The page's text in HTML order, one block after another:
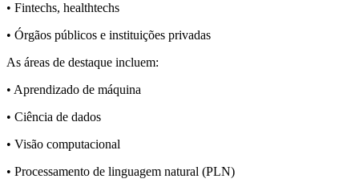
• Fintechs, healthtechs
• Órgãos públicos e instituições privadas
As áreas de destaque incluem:
• Aprendizado de máquina
• Ciência de dados
• Visão computacional
• Processamento de linguagem natural (PLN)